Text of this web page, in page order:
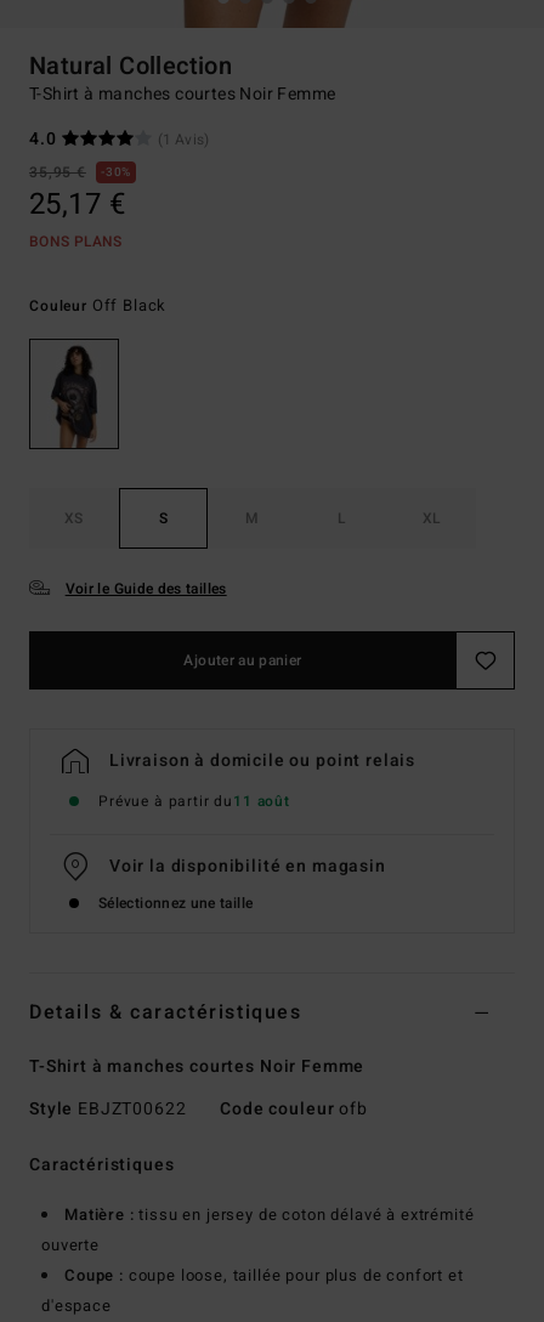
Natural Collection
T-Shirt à manches courtes Noir Femme
4.0
(1 Avis)
35,95 €
30%
25,17 €
BONS PLANS
Couleur Off Black
XS S M L XL
Voir le Guide des tailles
Ajouter au panier
Livraison à domicile ou point relais
Prévue à partir du11 août
Voir la disponibilité en magasin
Sélectionnez une taille
Details & caractéristiques
T-Shirt à manches courtes Noir Femme
Style EBJZT00622 Code couleur ofb
Caractéristiques
Matière :tissu en jersey de coton délavé à extrémité
ouverte
Coupe : coupe loose, taillée pour plus de confort et
d'espace